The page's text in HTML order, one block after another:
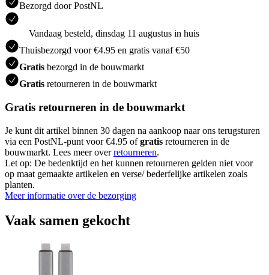
Bezorgd door PostNL
Vandaag besteld, dinsdag 11 augustus in huis
Thuisbezorgd voor €4.95 en gratis vanaf €50
Gratis bezorgd in de bouwmarkt
Gratis retourneren in de bouwmarkt
Gratis retourneren in de bouwmarkt
Je kunt dit artikel binnen 30 dagen na aankoop naar ons terugsturen
via een PostNL-punt voor €4.95 ofgratis retourneren in de
bouwmarkt. Lees meer overretourneren.
Let op: De bedenktijd en het kunnen retourneren gelden niet voor
op maat gemaakte artikelen en verse/ bederfelijke artikelen zoals
planten.
Meer informatie over de bezorging
Vaak samen gekocht